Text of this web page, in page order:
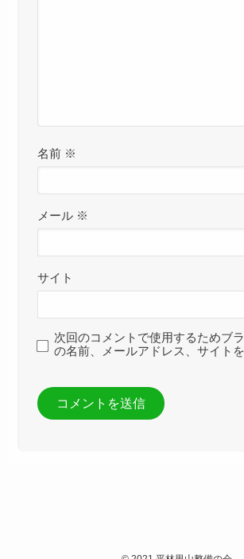
名前 ※
メール ※
サイト
次回のコメントで使用するためブ
の名前、メールアドレス、サイトを